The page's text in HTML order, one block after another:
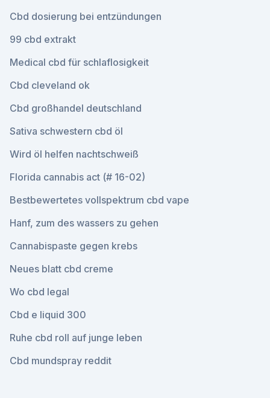
Cbd dosierung bei entzündungen
99 cbd extrakt
Medical cbd für schlaflosigkeit
Cbd cleveland ok
Cbd großhandel deutschland
Sativa schwestern cbd öl
Wird öl helfen nachtschweiß
Florida cannabis act (# 16-02)
Bestbewertetes vollspektrum cbd vape
Hanf, zum des wassers zu gehen
Cannabispaste gegen krebs
Neues blatt cbd creme
Wo cbd legal
Cbd e liquid 300
Ruhe cbd roll auf junge leben
Cbd mundspray reddit